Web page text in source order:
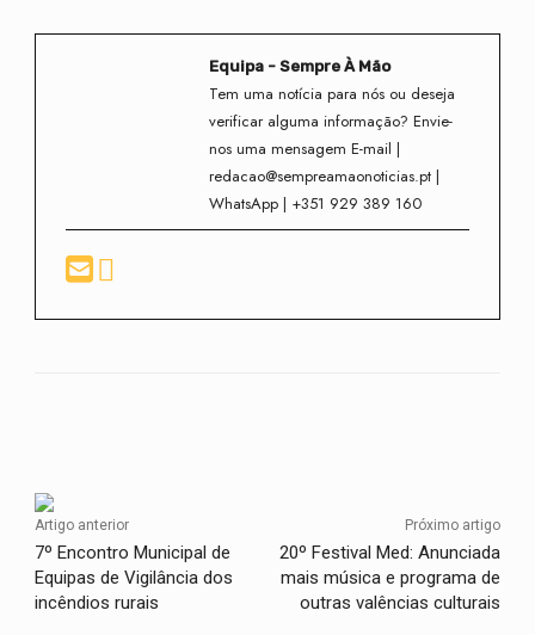
Equipa - Sempre À Mão
Tem uma notícia para nós ou deseja
verificar alguma informação? Envie-
nos uma mensagem E-mail |
redacao@sempreamaonoticias.pt |
WhatsApp | +351 929 389 160
Artigo anterior
7º Encontro Municipal de
Equipas de Vigilância dos
incêndios rurais
Próximo artigo
20º Festival Med: Anunciada
mais música e programa de
outras valências culturais